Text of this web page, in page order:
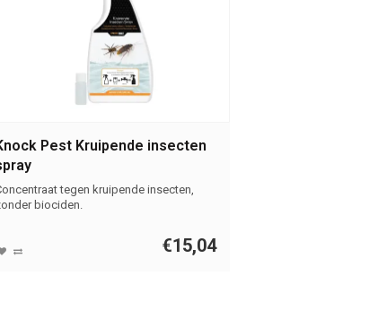
Pest Kruipende insecten
tegen kruipende insecten,
biociden.
€15,04